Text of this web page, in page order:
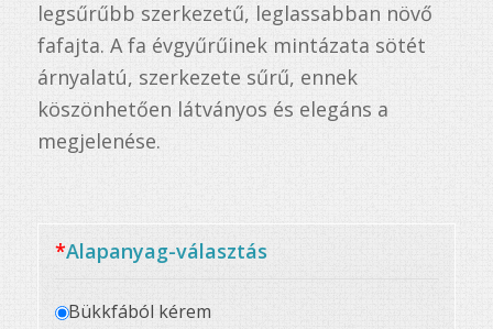
legsűrűbb szerkezetű, leglassabban növő
fafajta. A fa évgyűrűinek mintázata sötét
árnyalatú, szerkezete sűrű, ennek
köszönhetően látványos és elegáns a
megjelenése.
*Alapanyag-választás
Bükkfából kérem